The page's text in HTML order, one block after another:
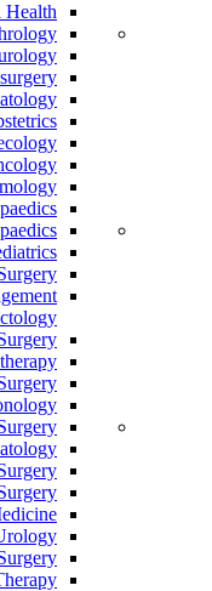
Health
&